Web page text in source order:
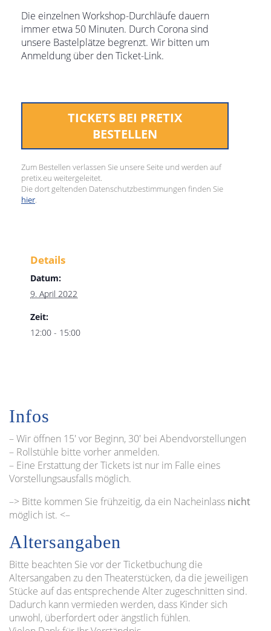
Die einzelnen Workshop-Durchläufe dauern
immer etwa 50 Minuten. Durch Corona sind
unsere Bastelplätze begrenzt. Wir bitten um
Anmeldung über den Ticket-Link.
TICKETS BEI PRETIX
BESTELLEN
Zum Bestellen verlassen Sie unsere Seite und werden auf
pretix.eu weitergeleitet.
Die dort geltenden Datenschutzbestimmungen finden Sie
hier.
Details
Datum:
9. April 2022
Zeit:
12:00 - 15:00
Infos
– Wir öffnen 15′ vor Beginn, 30′ bei Abendvorstellungen
– Rollstühle bitte vorher anmelden.
– Eine Erstattung der Tickets ist nur im Falle eines
Vorstellungsausfalls möglich.
–> Bitte kommen Sie frühzeitig, da ein Nacheinlass nicht
möglich ist. <–
Altersangaben
Bitte beachten Sie vor der Ticketbuchung die
Altersangaben zu den Theaterstücken, da die jeweiligen
Stücke auf das entsprechende Alter zugeschnitten sind.
Dadurch kann vermieden werden, dass Kinder sich
unwohl, überfordert oder ängstlich fühlen.